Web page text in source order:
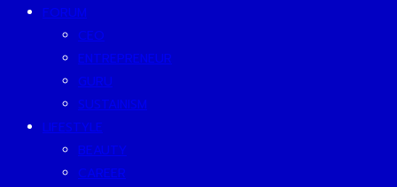
FORUM
CEO
ENTREPRENEUR
GURU
SUSTAINISM
LIFESTYLE
BEAUTY
CAREER